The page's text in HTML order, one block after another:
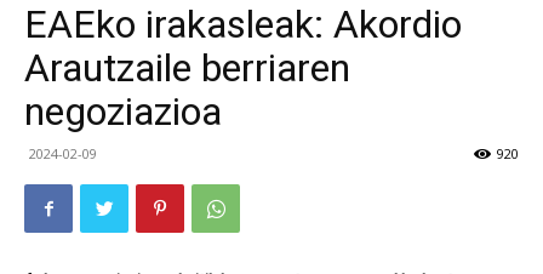
EAEko irakasleak: Akordio
Arautzaile berriaren
negoziazioa
2024-02-09 920